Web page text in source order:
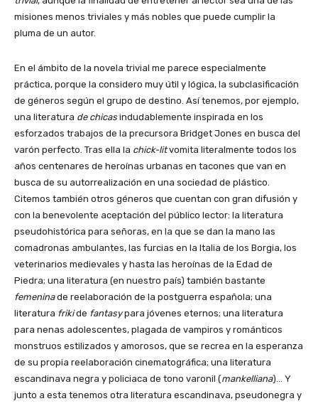
misiones menos triviales y más nobles que puede cumplir la
pluma de un autor.
En el ámbito de la novela trivial me parece especialmente
práctica, porque la considero muy útil y lógica, la subclasificación
de géneros según el grupo de destino. Así tenemos, por ejemplo,
una literatura de chicas indudablemente inspirada en los
esforzados trabajos de la precursora Bridget Jones en busca del
varón perfecto. Tras ella la chick-litvomita literalmente todos los
años centenares de heroínas urbanas en tacones que van en
busca de su autorrealización en una sociedad de plástico.
Citemos también otros géneros que cuentan con gran difusión y
con la benevolente aceptación del público lector: la literatura
pseudohistórica para señoras, en la que se dan la mano las
comadronas ambulantes, las furcias en la Italia de los Borgia, los
veterinarios medievales y hasta las heroínas de la Edad de
Piedra; una literatura (en nuestro país) también bastante
femeninade reelaboración de la postguerra española; una
literatura frikide fantasypara jóvenes eternos; una literatura
para nenas adolescentes, plagada de vampiros y románticos
monstruos estilizados y amorosos, que se recrea en la esperanza
de su propia reelaboración cinematográfica; una literatura
escandinava negra y policiaca de tono varonil (mankelliana)… Y
junto a esta tenemos otra literatura escandinava, pseudonegra y